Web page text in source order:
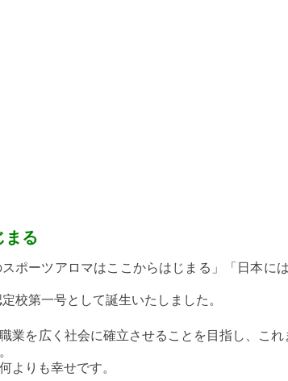
まる
ポーツアロマはここからはじまる」「日本に
校第一号として誕生いたしました。
業を広く社会に確立させることを目指し、これ
よりも幸せです。